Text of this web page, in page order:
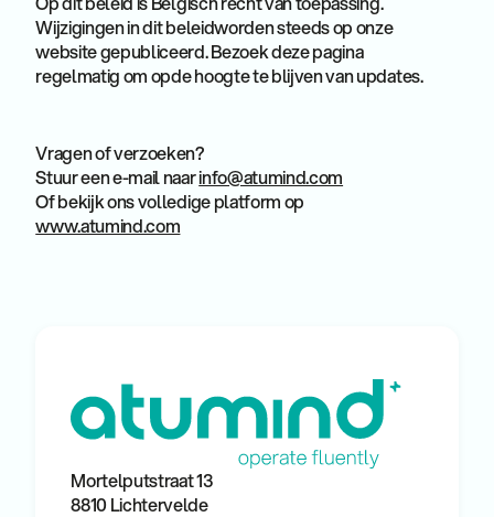
Wijzigingen in dit beleidworden steeds op onze
website gepubliceerd. Bezoek deze pagina
regelmatig om opde hoogte te blijven van updates.
Vragen of verzoeken?
Stuur een e-mail naarinfo@atumind.com
Of bekijk ons volledige platform op
www.atumind.com
Mortelputstraat 13
8810 Lichtervelde